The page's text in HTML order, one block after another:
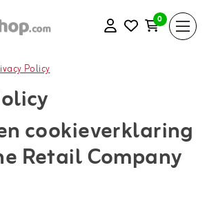
0
Policy
cookieverklaring
Retail Company